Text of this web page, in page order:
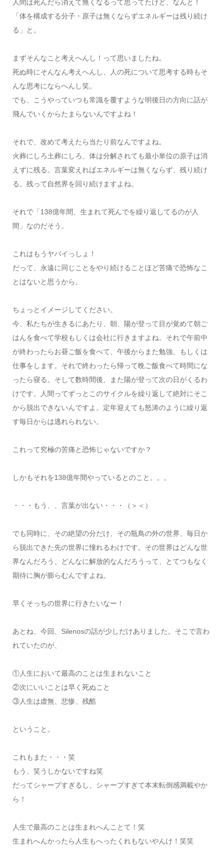
人間は死んだら消えて無くなるって思ってたけど、なんと！
「体を構成する分子・原子は無くならずエネルギーは残り続け
る」と。
まずそんなこと考えへんし！って思いましたね。
死ぬ時にそんなん考えへんし、人の死について思考する時もそ
んな思考にならへんし笑。
でも、こうやっていつも常識を覆すような明後日の方向に話が
飛んでいくからたまらないんですよね！
それで、改めて考えたら当たり前なんですよね。
火葬にしろ土葬にしろ、体は分解されても最小単位の原子は消
えずに残る。言葉変えればエネルギーは無くならず、残り続け
る。残って自然界を回り続けますよね。
それで「138億年間、生まれて死んでを繰り返してるのが人
間」なのだそう。
これはもうヤバイっしょ！
だって、永遠に同じことをやり続けることほど苦痛で恐怖なこ
とはないと思うから。
ちょっとイメージしてください。
今、私たちが生きるにあたり、朝、陽が登って目が覚めて朝ご
はんを食べて学校もしくは会社に行きますよね。それで午前中
が終わったらお昼ご飯を食べて、午後からまた勉強、もしくは
仕事をします。それで終わったら帰って晩ご飯食べて時間にな
ったら寝る。そして数時間後、また陽が登って次の日がくるわ
けです。人間ってずっとこのサイクルを繰り返して絶対にそこ
から脱出できないんですよ。定年迎えても怒涛のように繰り返
す毎日からは逃れられない。
これって究極の苦痛と恐怖じゃないですか？
しかもそれを138億年間やっているとのこと。。。
・・・もう、、言葉が出ない・・・（＞＜）
でも同時に、その絶望の分だけ、その瓶鳥の外の世界、毎日か
ら脱出できた先の世界に憧れるわけです。その世界はどんな世
界なんだろう、どんなに解放的なんだろうって、とてつもなく
期待に胸が膨らむんですよね。
早くそっちの世界に行きたいなー！
あとね、今回、Silenosの話が少しだけありました。そこで言わ
れていたのが、
①人生において最高のことは生まれないこと
②次にいいことは早く死ぬこと
③人生は虚無、悲惨、残酷
ということ。
これもまた・・・笑
もう、笑うしかないですね笑
だってシャープすぎるし、シャープすぎて本末転倒感満載やか
ら！
人生で最高のことは生まれへんことて！笑
生まれへんかったら人生もへったくれもないやんけ！笑笑